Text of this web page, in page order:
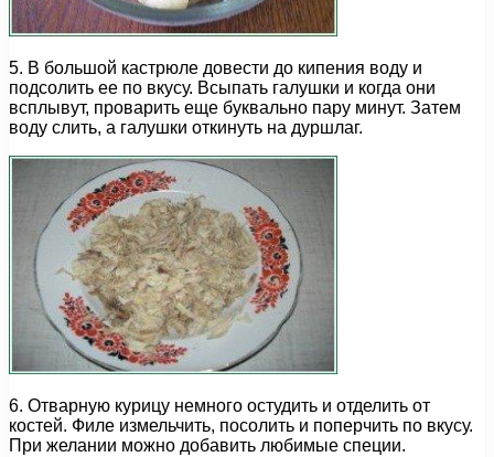
5. В большой кастрюле довести до кипения воду и
подсолить ее по вкусу. Всыпать галушки и когда они
всплывут, проварить еще буквально пару минут. Затем
воду слить, а галушки откинуть на дуршлаг.
6. Отварную курицу немного остудить и отделить от
костей. Филе измельчить, посолить и поперчить по вкусу.
При желании можно добавить любимые специи.